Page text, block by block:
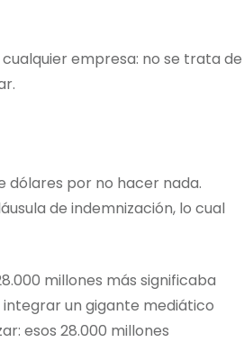
empresa: no se trata de
dólares por no hacer nada.
de indemnización, lo cual
millones más significaba
un gigante mediático
esos 28.000 millones